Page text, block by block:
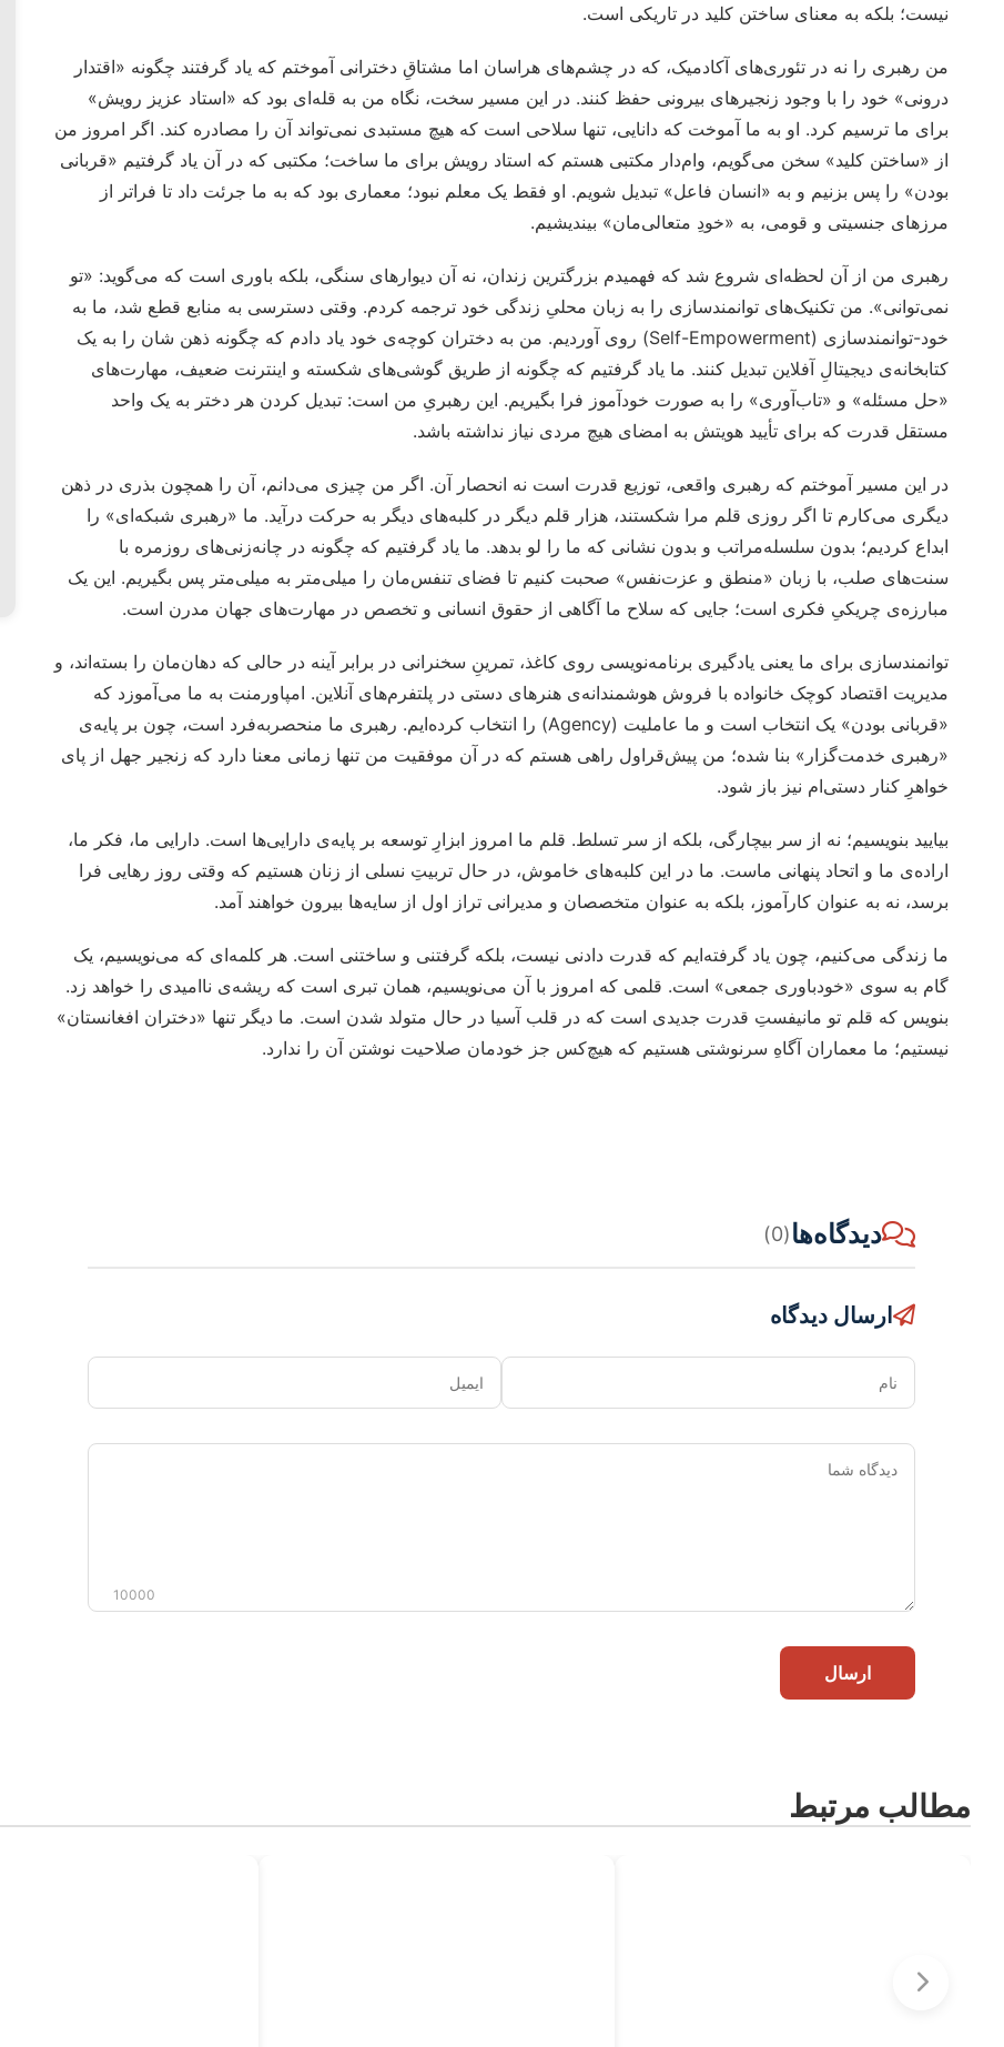
نیست؛ بلکه به معنای ساختن کلید در تاریکی است.
من رهبری را نه در تئوری‌های آکادمیک، که در چشم‌های هراسان اما مشتاقِ دخترانی آموختم که یاد گرفتند چگونه «اقتدار
درونی» خود را با وجود زنجیرهای بیرونی حفظ کنند. در این مسیر سخت، نگاه من به قله‌ای بود که «استاد عزیز رویش»
برای ما ترسیم کرد. او به ما آموخت که دانایی، تنها سلاحی است که هیچ مستبدی نمی‌تواند آن را مصادره کند. اگر امروز من
از «ساختن کلید» سخن می‌گویم، وام‌دار مکتبی هستم که استاد رویش برای ما ساخت؛ مکتبی که در آن یاد گرفتیم «قربانی
بودن» را پس بزنیم و به «انسان فاعل» تبدیل شویم. او فقط یک معلم نبود؛ معماری بود که به ما جرئت داد تا فراتر از
مرزهای جنسیتی و قومی، به «خودِ متعالی‌مان» بیندیشیم.
رهبری من از آن لحظه‌ای شروع شد که فهمیدم بزرگترین زندان، نه آن دیوارهای سنگی، بلکه باوری است که می‌گوید: «تو
نمی‌توانی». من تکنیک‌های توانمندسازی را به زبان محلیِ زندگی‌ خود ترجمه کردم. وقتی دسترسی به منابع قطع شد، ما به
خود-توانمندسازی (Self-Empowerment) روی آوردیم. من به دختران کوچه‌ی خود یاد دادم که چگونه ذهن شان را به یک
کتابخانه‌ی دیجیتالِ آفلاین تبدیل کنند. ما یاد گرفتیم که چگونه از طریق گوشی‌های شکسته و اینترنت ضعیف، مهارت‌های
«حل مسئله» و «تاب‌آوری» را به صورت خودآموز فرا بگیریم. این رهبریِ من است: تبدیل کردن هر دختر به یک واحد
مستقل قدرت که برای تأیید هویتش به امضای هیچ مردی نیاز نداشته باشد.
در این مسیر آموختم که رهبری واقعی، توزیع قدرت است نه انحصار آن. اگر من چیزی می‌دانم، آن را همچون بذری در ذهن
دیگری می‌کارم تا اگر روزی قلم مرا شکستند، هزار قلم دیگر در کلبه‌های دیگر به حرکت درآید. ما «رهبری شبکه‌ای» را
ابداع کردیم؛ بدون سلسله‌مراتب و بدون نشانی که ما را لو بدهد. ما یاد گرفتیم که چگونه در چانه‌زنی‌های روزمره با
سنت‌های صلب، با زبان «منطق و عزت‌نفس» صحبت کنیم تا فضای تنفس‌مان را میلی‌متر به میلی‌متر پس بگیریم. این یک
مبارزه‌ی چریکیِ فکری است؛ جایی که سلاح ما آگاهی از حقوق انسانی و تخصص در مهارت‌های جهان مدرن است.
توانمندسازی برای ما یعنی یادگیری برنامه‌نویسی روی کاغذ، تمرینِ سخنرانی در برابر آینه در حالی که دهان‌مان را بسته‌اند، و
مدیریت اقتصاد کوچک خانواده با فروش هوشمندانه‌ی هنرهای دستی در پلتفرم‌های آنلاین. امپاورمنت به ما می‌آموزد که
«قربانی بودن» یک انتخاب است و ما عاملیت (Agency) را انتخاب کرده‌ایم. رهبری ما منحصربه‌فرد است، چون بر پایه‌ی
«رهبری خدمت‌گزار» بنا شده؛ من پیش‌قراول راهی هستم که در آن موفقیت من تنها زمانی معنا دارد که زنجیر جهل از پای
خواهرِ کنار دستی‌ام نیز باز شود.
بیایید بنویسیم؛ نه از سر بیچارگی، بلکه از سر تسلط. قلم ما امروز ابزارِ توسعه بر پایه‌ی دارایی‌ها است. دارایی ما، فکر ما،
اراده‌ی ما و اتحاد پنهانی ماست. ما در این کلبه‌های خاموش، در حال تربیتِ نسلی از زنان هستیم که وقتی روز رهایی فرا
برسد، نه به عنوان کارآموز، بلکه به عنوان متخصصان و مدیرانی تراز اول از سایه‌ها بیرون خواهند آمد.
ما زندگی می‌کنیم، چون یاد گرفته‌ایم که قدرت دادنی نیست، بلکه گرفتنی و ساختنی است. هر کلمه‌ای که می‌نویسیم، یک
گام به سوی «خودباوری جمعی» است. قلمی که امروز با آن می‌نویسیم، همان تبری است که ریشه‌ی ناامیدی را خواهد زد.
بنویس که قلم تو مانیفستِ قدرت جدیدی است که در قلب آسیا در حال متولد شدن است. ما دیگر تنها «دختران افغانستان»
نیستیم؛ ما معماران آگاهِ سرنوشتی هستیم که هیچ‌کس جز خودمان صلاحیت نوشتن آن را ندارد.
دیدگاه‌ها(0)
ارسال دیدگاه
نام ایمیل
دیدگاه
10000
ارسال
مطالب مرتبط